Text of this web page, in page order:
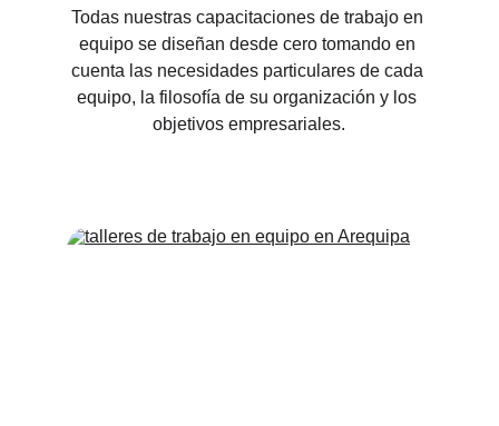
Todas nuestras capacitaciones de trabajo en
equipo se diseñan desde cero tomando en
cuenta las necesidades particulares de cada
equipo, la filosofía de su organización y los
objetivos empresariales.